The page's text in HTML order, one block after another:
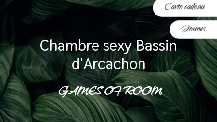
Jouons
Carte cadeau
chambre sexy Bassin
d'Arcachon
GAMES OF ROOM